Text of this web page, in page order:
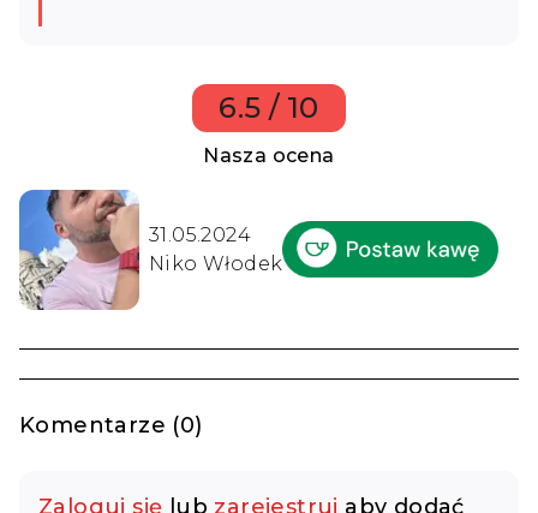
6.5 / 10
Nasza ocena
31.05.2024
Niko Włodek
Komentarze (0)
Zaloguj się lub zarejestruj aby dodać